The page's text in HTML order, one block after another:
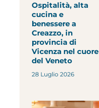
Ospitalità, alta
cucina e
benessere a
Creazzo, in
provincia di
Vicenza nel cuore
del Veneto
28 Luglio 2026